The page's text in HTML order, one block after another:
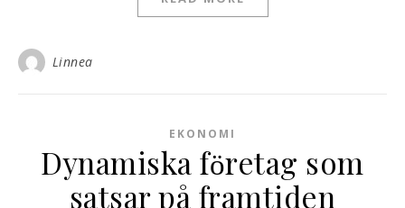
Linnea
EKONOMI
Dynamiska fӧretag som
satsar på framtiden